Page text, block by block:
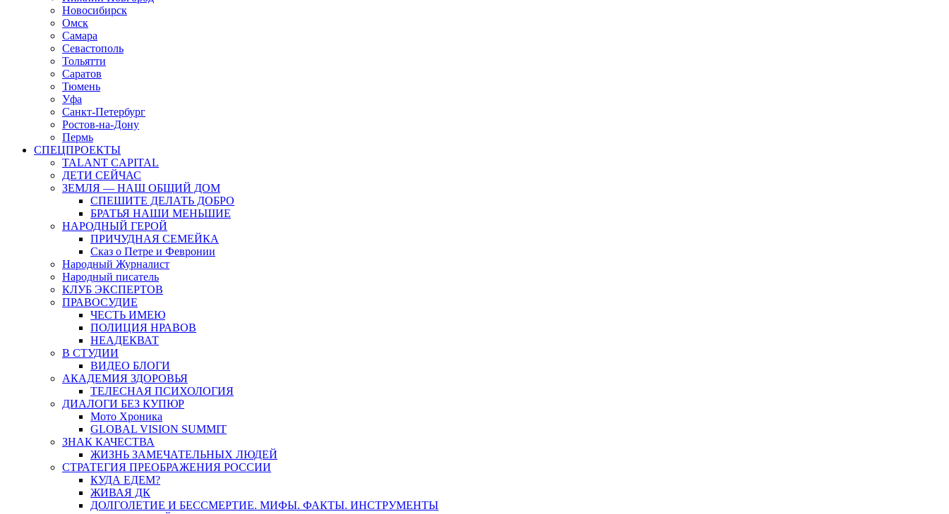
Новосибирск
Омск
Самара
Севастополь
Тольятти
Саратов
Тюмень
Уфа
Санкт-Петербург
Ростов-на-Дону
Пермь
СПЕЦПРОЕКТЫ
TALANT CAPITAL
ДЕТИ СЕЙЧАС
ЗЕМЛЯ — НАШ ОБЩИЙ ДОМ
СПЕШИТЕ ДЕЛАТЬ ДОБРО
БРАТЬЯ НАШИ МЕНЬШИЕ
НАРОДНЫЙ ГЕРОЙ
ПРИЧУДНАЯ СЕМЕЙКА
Сказ о Петре и Февронии
Народный Журналист
Народный писатель
КЛУБ ЭКСПЕРТОВ
ПРАВОСУДИЕ
ЧЕСТЬ ИМЕЮ
ПОЛИЦИЯ НРАВОВ
НЕАДЕКВАТ
В СТУДИИ
ВИДЕО БЛОГИ
АКАДЕМИЯ ЗДОРОВЬЯ
ТЕЛЕСНАЯ ПСИХОЛОГИЯ
ДИАЛОГИ БЕЗ КУПЮР
Мото Хроника
GLOBAL VISION SUMMIT
ЗНАК КАЧЕСТВА
ЖИЗНЬ ЗАМЕЧАТЕЛЬНЫХ ЛЮДЕЙ
СТРАТЕГИЯ ПРЕОБРАЖЕНИЯ РОССИИ
КУДА ЕДЕМ?
ЖИВАЯ ДК
ДОЛГОЛЕТИЕ И БЕССМЕРТИЕ. МИФЫ. ФАКТЫ. ИНСТРУМЕНТЫ